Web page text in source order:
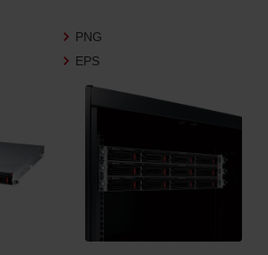
商品写真データ利用規約
商品写真データに関する著作権
権利が当社に帰属することに同
品写真データ利用規約に従い、
に関する広告宣伝又は当社商品
PNG
EPS